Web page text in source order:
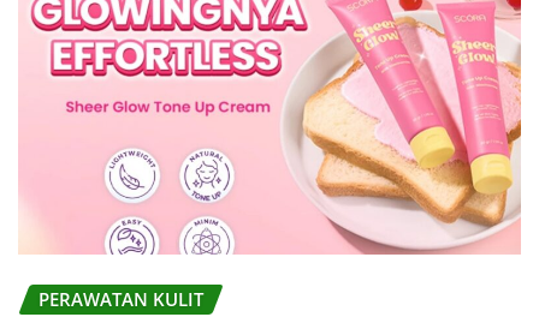
PERAWATAN KULIT